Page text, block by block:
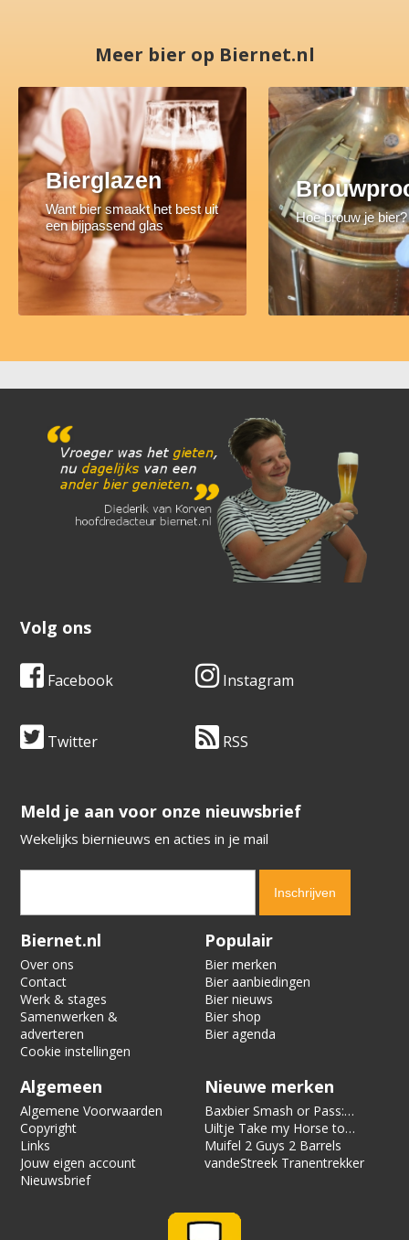
Meer bier op Biernet.nl
Bierglazen
Want bier smaakt het best uit
een bijpassend glas
Hoe brouw je bier?
Volg ons
Facebook Instagram
Twitter RSS
​​​​​​​Meld je aan voor onze nieuwsbrief
Wekelijks biernieuws en acties in je mail
Verification code:
Biernet.nl
Over ons
Contact
Werk & stages
Samenwerken &
adverteren
Cookie instellingen
Populair
Bier merken
Bier aanbiedingen
Bier nieuws
Bier shop
Bier agenda
Algemeen
Algemene Voorwaarden
Copyright
Links
Jouw eigen account
Nieuwsbrief
Nieuwe merken
Baxbier Smash or Pass:
Strata
Uiltje Take my Horse to
the Hotel Room
Muifel 2 Guys 2 Barrels
vandeStreek Tranentrekker